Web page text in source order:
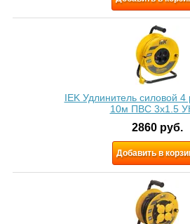
IEK Удлинитель силовой 4
10м ПВС 3x1.5
2860 руб.
Добавить в